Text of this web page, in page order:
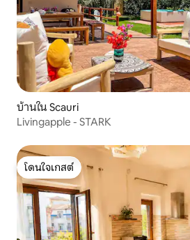
บ้านใน Scauri
Livingapple - STARK
โดนใจเกสต์
โดนใจเกสต์